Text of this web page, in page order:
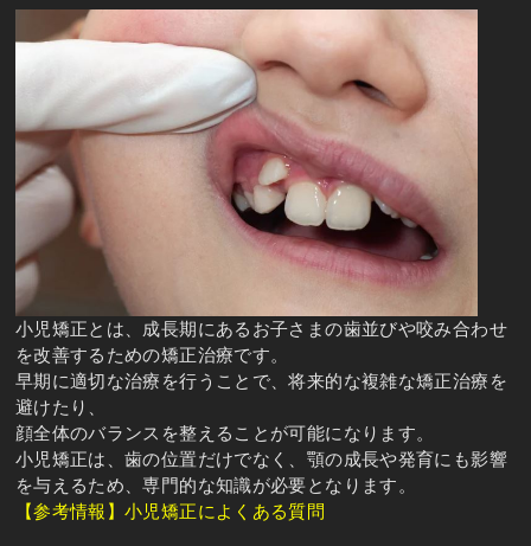
小児矯正とは、成長期にあるお子さまの歯並びや咬み合わせ
を改善するための矯正治療です。
早期に適切な治療を行うことで、将来的な複雑な矯正治療を
避けたり、
顔全体のバランスを整えることが可能になります。
小児矯正は、歯の位置だけでなく、顎の成長や発育にも影響
を与えるため、専門的な知識が必要となります。
【参考情報】小児矯正によくある質問